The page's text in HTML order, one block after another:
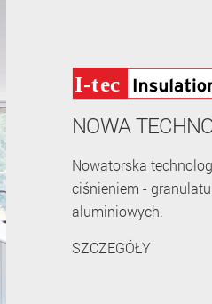
NOWA
Nowatorska
ciśnieniem -
aluminiowych.
SZCZEGÓŁY